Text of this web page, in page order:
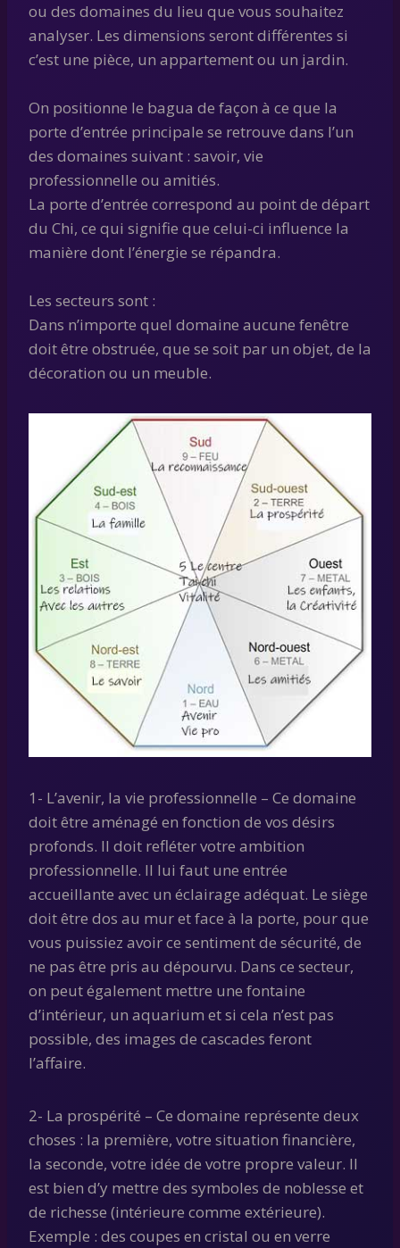
ou des domaines du lieu que vous souhaitez
analyser. Les dimensions seront différentes si
c’est une pièce, un appartement ou un jardin.
On positionne le bagua de façon à ce que la
porte d’entrée principale se retrouve dans l’un
des domaines suivant : savoir, vie
professionnelle ou amitiés.
La porte d’entrée correspond au point de départ
du Chi, ce qui signifie que celui-ci influence la
manière dont l’énergie se répandra.
Les secteurs sont :
Dans n’importe quel domaine aucune fenêtre
doit être obstruée, que se soit par un objet, de la
décoration ou un meuble.
1- L’avenir, la vie professionnelle – Ce domaine
doit être aménagé en fonction de vos désirs
profonds. Il doit refléter votre ambition
professionnelle. Il lui faut une entrée
accueillante avec un éclairage adéquat. Le siège
doit être dos au mur et face à la porte, pour que
vous puissiez avoir ce sentiment de sécurité, de
ne pas être pris au dépourvu. Dans ce secteur,
on peut également mettre une fontaine
d’intérieur, un aquarium et si cela n’est pas
possible, des images de cascades feront
l’affaire.
2- La prospérité – Ce domaine représente deux
choses : la première, votre situation financière,
la seconde, votre idée de votre propre valeur. Il
est bien d’y mettre des symboles de noblesse et
de richesse (intérieure comme extérieure).
Exemple : des coupes en cristal ou en verre